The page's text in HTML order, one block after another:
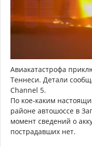
Авиакатастрофа
Теннеси. Детали
Channel 5.
По кое-каким
районе автошоссе в
момент сведений о
пострадавших нет.